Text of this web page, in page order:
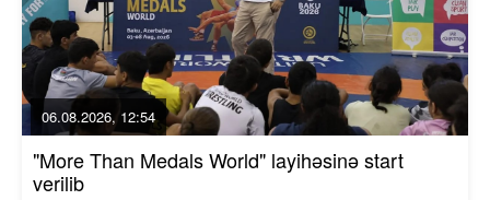
06.08.2026, 12:54
"More Than Medals World" layihəsinə start
verilib